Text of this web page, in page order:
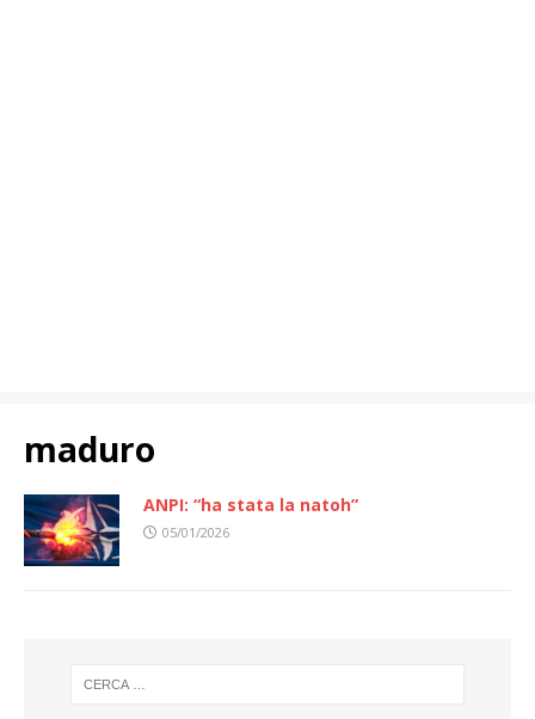
maduro
ANPI: “ha stata la natoh”
05/01/2026